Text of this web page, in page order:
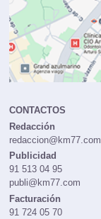
CONTACTOS
Redacción
redaccion@km77.com
Publicidad
91 513 04 95
publi@km77.com
Facturación
91 724 05 70